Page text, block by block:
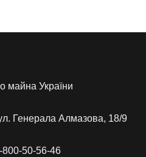
майна України
Генерала Алмазова, 18/9
800-50-56-46